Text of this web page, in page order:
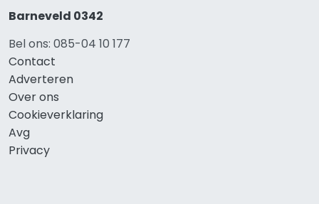
Barneveld 0342
Bel ons: 085-04 10 177
Contact
Adverteren
Over ons
Cookieverklaring
Avg
Privacy